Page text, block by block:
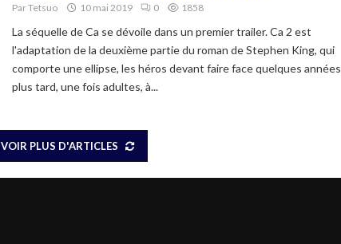
ParTetsuo 10 mai 2019 0 1858
La séquelle de Ca se dévoile dans un premier trailer. Ca 2 est
l'adaptation de la deuxième partie du roman de Stephen King, qui
comporte une ellipse, les héros devant faire face quelques années
plus tard, une fois adultes, à...
VOIR PLUS D'ARTICLES